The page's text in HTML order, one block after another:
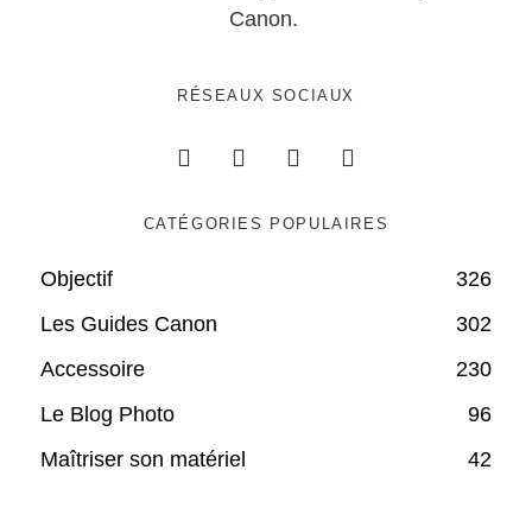
Canon.
RÉSEAUX SOCIAUX
CATÉGORIES POPULAIRES
Objectif
326
Les Guides Canon
302
Accessoire
230
Le Blog Photo
96
Maîtriser son matériel
42